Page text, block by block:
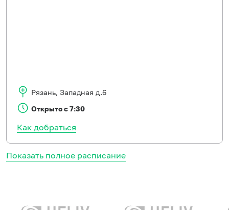
Показать полное расписание
Рязань, Западная д.6
Открыто с 7:30
Как добраться